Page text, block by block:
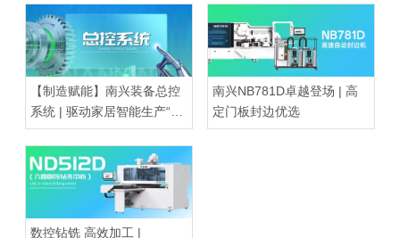
【制造赋能】南兴装备总控
系统 | 驱动家居智能生产“超
级大脑”
南兴NB781D卓越登场 | 高
定门板封边优选
数控钻铣 高效加工 |